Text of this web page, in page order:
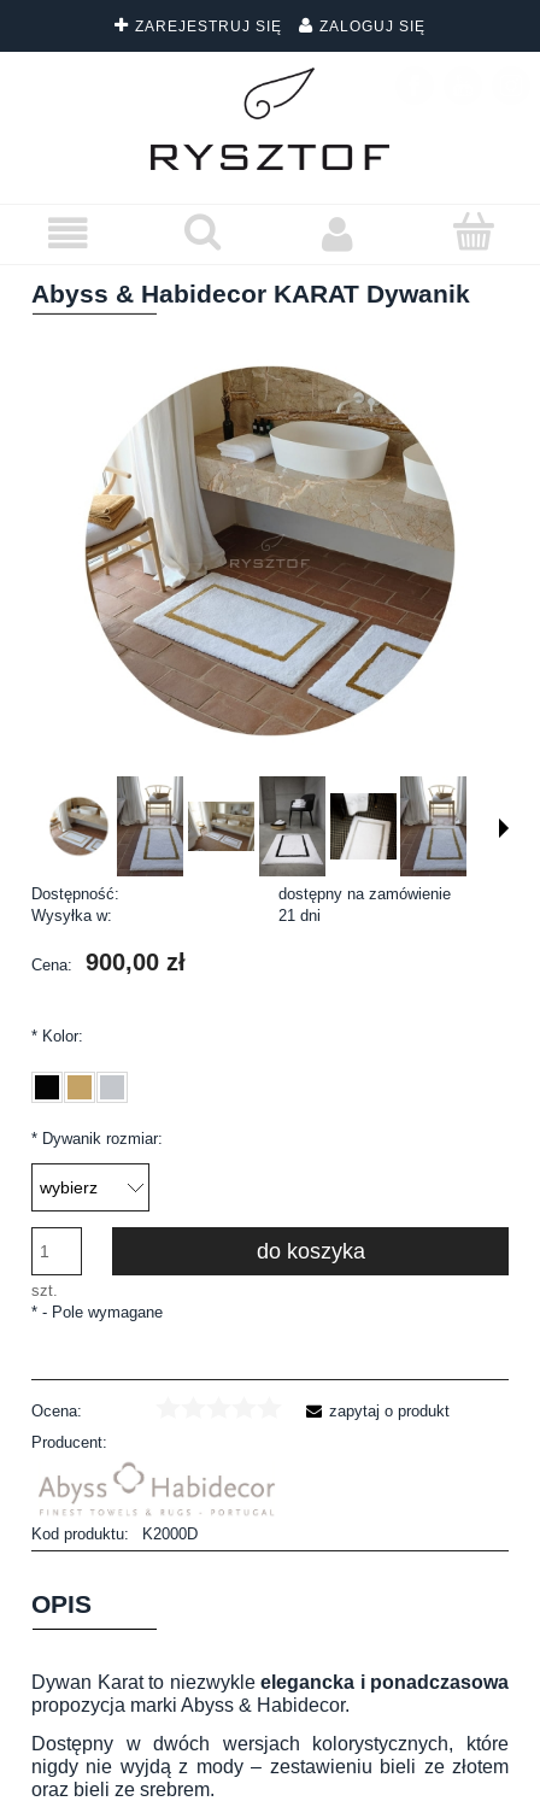
ZAREJESTRUJ SIĘ ZALOGUJ SIĘ
DARMOWA DOSTAWA WSZYSTKICH ZAMÓWIEŃ
Abyss & Habidecor KARAT Dywanik
Dostępność:
dostępny na zamówienie
Wysyłka w:
21 dni
Cena: 900,00 zł
* Kolor:
* Dywanik rozmiar:
szt.
do koszyka
* - Pole wymagane
Ocena:
Producent:
Kod produktu: K2000D
zapytaj o produkt
OPIS
Dywan Karat to niezwykle elegancka i ponadczasowa
propozycja marki Abyss & Habidecor.
Dostępny w dwóch wersjach kolorystycznych, które
nigdy nie wyjdą z mody – zestawieniu bieli ze złotem
oraz bieli ze srebrem.